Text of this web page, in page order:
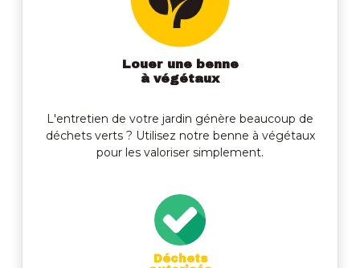
Louer une benne
à végétaux
L'entretien de votre jardin génère beaucoup de
déchets verts ? Utilisez notre benne à végétaux
pour les valoriser simplement.
Déchets